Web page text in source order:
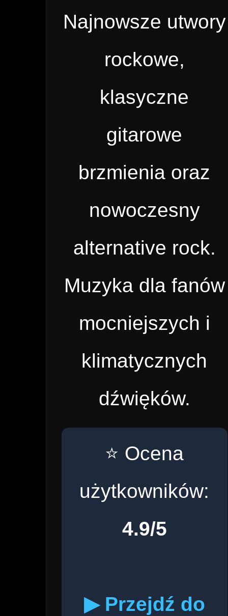
Najnowsze utwory
rockowe,
klasyczne
gitarowe
brzmienia oraz
nowoczesny
alternative rock.
Muzyka dla fanów
mocniejszych i
klimatycznych
dźwięków.
⭐ Ocena
użytkowników:
4.9/5
▶ Przejdź do